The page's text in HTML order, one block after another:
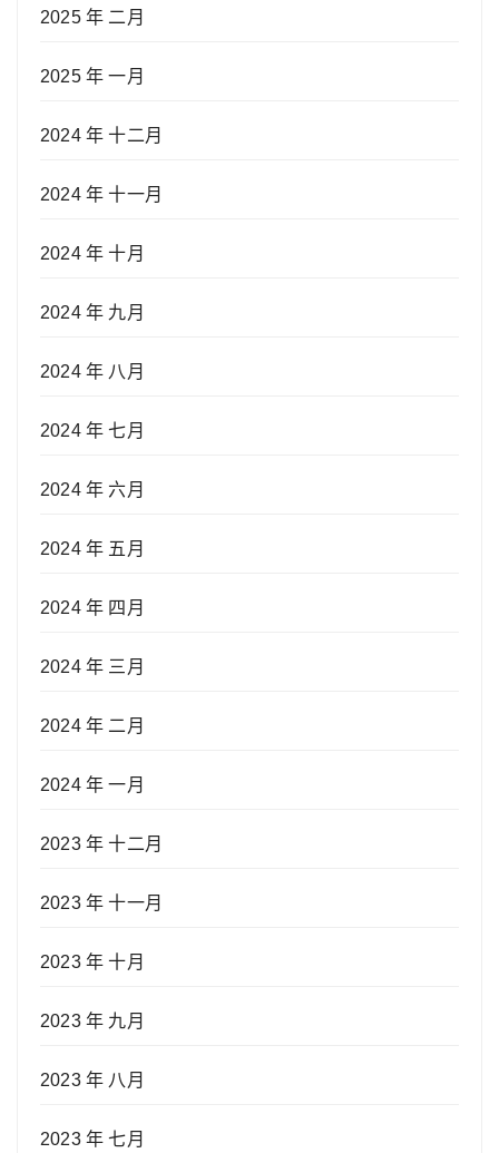
2025 年 二月
2025 年 一月
2024 年 十二月
2024 年 十一月
2024 年 十月
2024 年 九月
2024 年 八月
2024 年 七月
2024 年 六月
2024 年 五月
2024 年 四月
2024 年 三月
2024 年 二月
2024 年 一月
2023 年 十二月
2023 年 十一月
2023 年 十月
2023 年 九月
2023 年 八月
2023 年 七月